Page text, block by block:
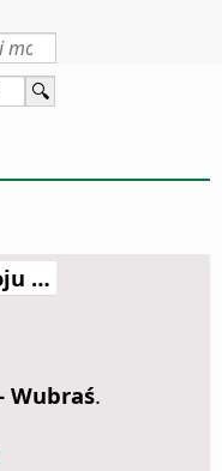
…
Wubraś.